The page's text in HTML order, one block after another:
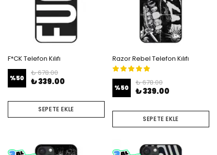
F*CK Telefon Kılıfı
%50
₺ 678.00
₺ 339.00
SEPETE EKLE
Razor Rebel Telefon Kılıfı
%50
₺ 678.00
₺ 339.00
SEPETE EKLE